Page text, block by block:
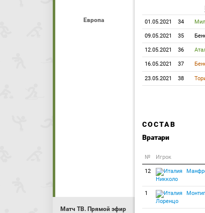
Европа
Матч ТВ. Прямой эфир
01.05.2021 34
09.05.2021 35
12.05.2021 36
16.05.2021 37
23.05.2021 38
СОСТАВ
Вратари
№ Игрок
12
Никколо
1
Лоренцо